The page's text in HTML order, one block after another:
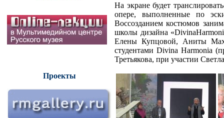
Проекты
На экране будет
опере, выполненные по
Воссозданием костюмов
школы дизайна
Елены Купцовой, Аниты
студентами Divina Harmonia
Третьякова, при участии